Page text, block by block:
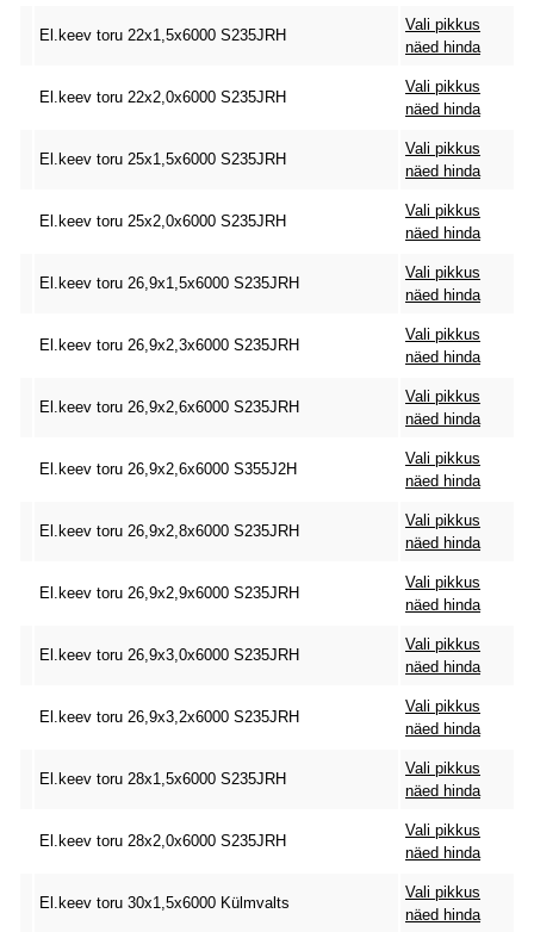
El.keev toru 22x1,5x6000 S235JRH
Vali pikkus
näed hinda
El.keev toru 22x2,0x6000 S235JRH
Vali pikkus
näed hinda
El.keev toru 25x1,5x6000 S235JRH
Vali pikkus
näed hinda
El.keev toru 25x2,0x6000 S235JRH
Vali pikkus
näed hinda
El.keev toru 26,9x1,5x6000 S235JRH
Vali pikkus
näed hinda
El.keev toru 26,9x2,3x6000 S235JRH
Vali pikkus
näed hinda
El.keev toru 26,9x2,6x6000 S235JRH
Vali pikkus
näed hinda
El.keev toru 26,9x2,6x6000 S355J2H
Vali pikkus
näed hinda
El.keev toru 26,9x2,8x6000 S235JRH
Vali pikkus
näed hinda
El.keev toru 26,9x2,9x6000 S235JRH
Vali pikkus
näed hinda
El.keev toru 26,9x3,0x6000 S235JRH
Vali pikkus
näed hinda
El.keev toru 26,9x3,2x6000 S235JRH
Vali pikkus
näed hinda
El.keev toru 28x1,5x6000 S235JRH
Vali pikkus
näed hinda
El.keev toru 28x2,0x6000 S235JRH
Vali pikkus
näed hinda
El.keev toru 30x1,5x6000 Külmvalts
Vali pikkus
näed hinda